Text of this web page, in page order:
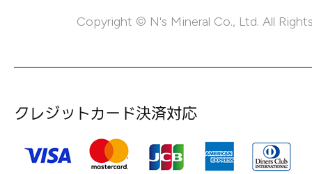
Copyright © N's Mineral Co., Ltd. All
クレジットカード決済対応